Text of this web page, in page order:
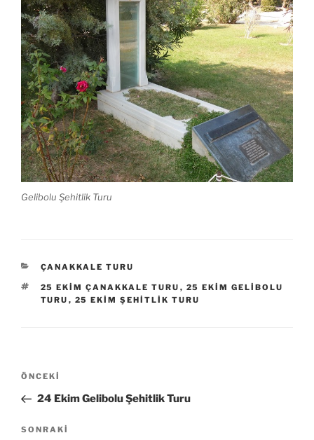
Gelibolu Şehitlik Turu
KATEGORILER
ÇANAKKALE TURU
ETIKETLER
25 EKIM ÇANAKKALE TURU , 25 EKIM GELIBOLU
TURU , 25 EKIM ŞEHITLIK TURU
Yazı
Önceki
Yazı
ÖNCEKI
24 Ekim Gelibolu Şehitlik Turu
Sonraki
SONRAKI